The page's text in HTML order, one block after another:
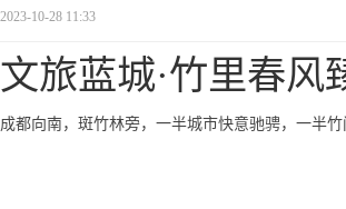
2023-10-28 11:33
文旅蓝城·竹里春风
成都向南，斑竹林旁，一半城市快意驰骋，一半